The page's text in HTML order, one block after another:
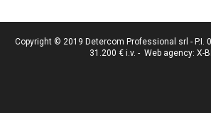
Copyright © 2019 Detercom Professional srl - P.I.
31.200 € i.v. - Web agency: X-